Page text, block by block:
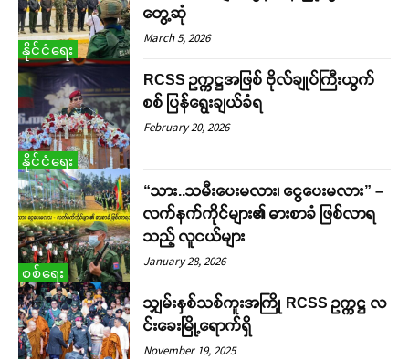
နိုင်ငံရေး
တွေ့ဆုံ
March 5, 2026
နိုင်ငံရေး
RCSS ဥက္ကဋ္ဌအဖြစ် ဗိုလ်ချုပ်ကြီးယွက်
စစ် ပြန်ရွေးချယ်ခံရ
February 20, 2026
စစ်ရေး
“သား..သမီးပေးမလား၊ ငွေပေးမလား” –
လက်နက်ကိုင်များ၏ ဓားစာခံ ဖြစ်လာရ
သည့် လူငယ်များ
January 28, 2026
သျှမ်းနှစ်သစ်ကူးအကြို RCSS ဥက္ကဋ္ဌ လ
င်းခေးမြို့ရောက်ရှိ
November 19, 2025